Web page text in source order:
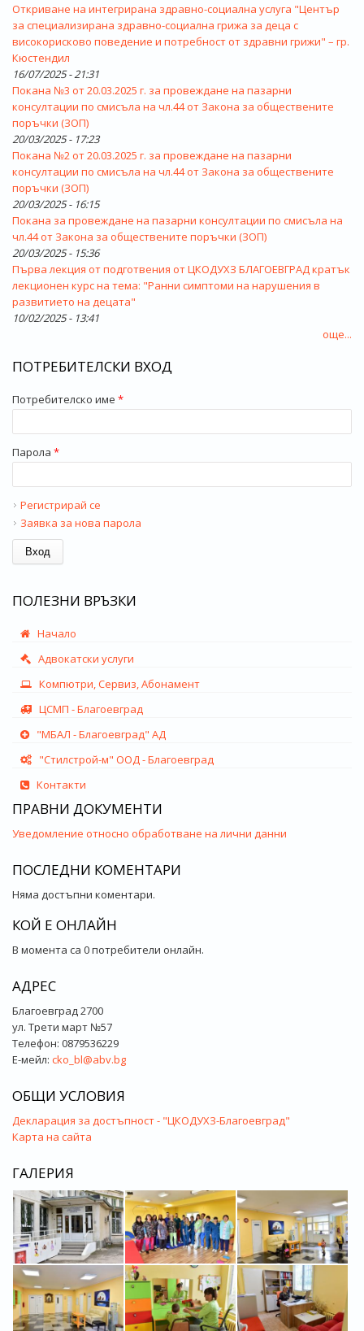
Откриване на интегрирана здравно-социална услуга "Център
за специализирана здравно-социална грижа за деца с
високорисково поведение и потребност от здравни грижи" – гр.
Кюстендил
16/07/2025 - 21:31
Покана №3 от 20.03.2025 г. за провеждане на пазарни
консултации по смисъла на чл.44 от Закона за обществените
поръчки (ЗОП)
20/03/2025 - 17:23
Покана №2 от 20.03.2025 г. за провеждане на пазарни
консултации по смисъла на чл.44 от Закона за обществените
поръчки (ЗОП)
20/03/2025 - 16:15
Покана за провеждане на пазарни консултации по смисъла на
чл.44 от Закона за обществените поръчки (ЗОП)
20/03/2025 - 15:36
Първа лекция от подготвения от ЦКОДУХЗ БЛАГОЕВГРАД кратък
лекционен курс на тема: "Ранни симптоми на нарушения в
развитието на децата"
10/02/2025 - 13:41
още...
ПОТРЕБИТЕЛСКИ ВХОД
Потребителско име *
Парола *
Регистрирай се
Заявка за нова парола
ПОЛЕЗНИ ВРЪЗКИ
Начало
Адвокатски услуги
Компютри, Сервиз, Абонамент
ЦСМП - Благоевград
"МБАЛ - Благоевград" АД
"Стилстрой-м" ООД - Благоевград
Контакти
ПРАВНИ ДОКУМЕНТИ
Уведомление относно обработване на лични данни
ПОСЛЕДНИ КОМЕНТАРИ
Няма достъпни коментари.
КОЙ Е ОНЛАЙН
В момента са 0 потребители онлайн.
АДРЕС
Благоевград 2700
ул. Трети март №57
Телефон: 0879536229
Е-мейл: cko_bl@abv.bg
ОБЩИ УСЛОВИЯ
Декларация за достъпност - "ЦКОДУХЗ-Благоевград"
Карта на сайта
ГАЛЕРИЯ